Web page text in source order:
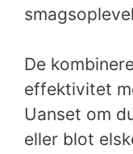
De
effektivitet
Uanset om
eller blot